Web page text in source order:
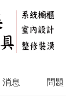
消息 問題